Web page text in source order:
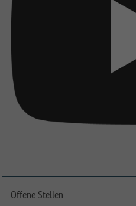
Offene Stellen